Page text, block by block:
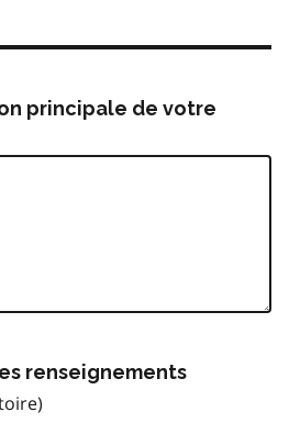
principale de votre
renseignements